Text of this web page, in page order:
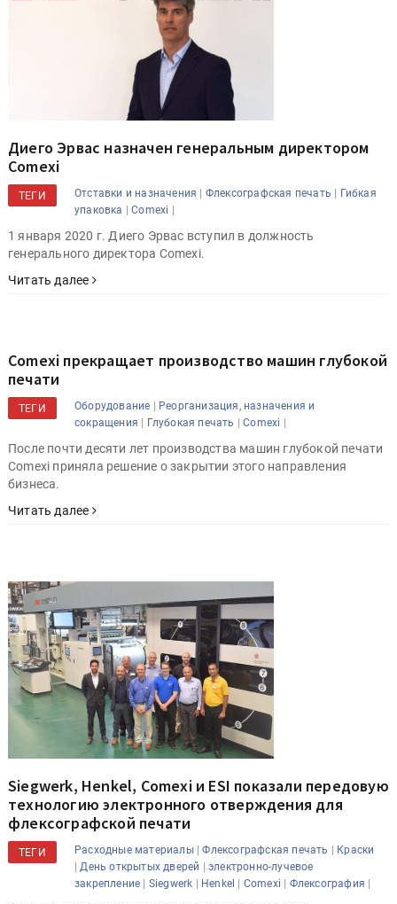
Диего Эрвас назначен генеральным директором
Comexi
ТЕГИ Отставки и назначения | Флексографская печать | Гибкая
упаковка |Comexi |
1 января 2020 г. Диего Эрвас вступил в должность
генерального директора Comexi.
Читать далее
Comexi прекращает производство машин глубокой
печати
ТЕГИ Оборудование | Реорганизация, назначения и
сокращения | Глубокая печать |Comexi |
После почти десяти лет производства машин глубокой печати
Comexi приняла решение о закрытии этого направления
бизнеса.
Читать далее
Siegwerk, Henkel, Comexi и ESI показали передовую
технологию электронного отверждения для
флексографской печати
ТЕГИ Расходные материалы|Флексографская печать | Краски
|День открытых дверей |электронно-лучевое
закрепление | Siegwerk | Henkel | Comexi | Флексография |